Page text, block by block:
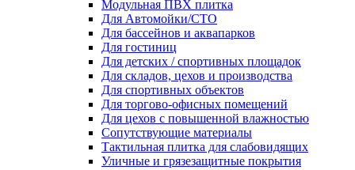
Модульная ПВХ плитка
Для Автомойки/СТО
Для бассейнов и аквапарков
Для гостиниц
Для детских / спортивных площадок
Для складов, цехов и производства
Для спортивных объектов
Для торгово-офисных помещений
Для цехов с повышенной влажностью
Сопутствующие материалы
Тактильная плитка для слабовидящих
Уличные и грязезащитные покрытия